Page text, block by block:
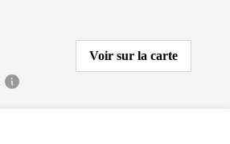
Voir sur la carte